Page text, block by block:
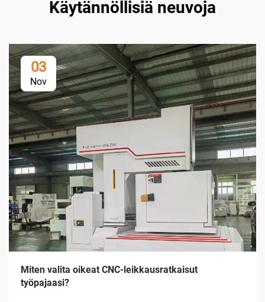
Käytännöllisiä neuvoja
03
Nov
Miten valita oikeat CNC-leikkausratkaisut
työpajaasi?